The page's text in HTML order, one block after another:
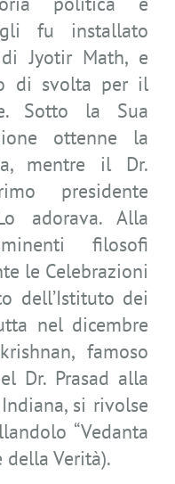
fu installato
di Jyotir Math, e
di svolta per il
Sotto la Sua
ottenne la
mentre il Dr.
presidente
adorava. Alla
filosofi
le Celebrazioni
dell’Istituto dei
nel dicembre
famoso
Dr. Prasad alla
si rivolse
“Vedanta
della Verità).